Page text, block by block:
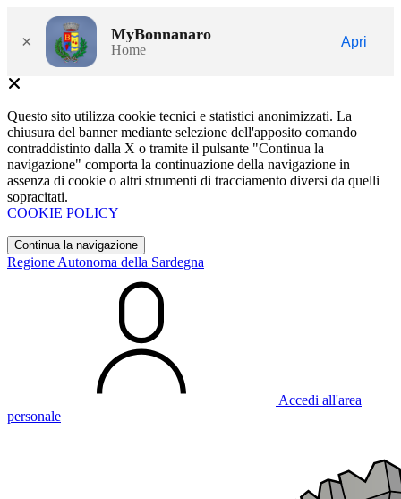
× MyBonnanaro
Home
Apri
Questo sito utilizza cookie tecnici e statistici anonimizzati. La
chiusura del banner mediante selezione dell'apposito comando
contraddistinto dalla X o tramite il pulsante "Continua la
navigazione" comporta la continuazione della navigazione in
assenza di cookie o altri strumenti di tracciamento diversi da quelli
sopracitati.
COOKIE POLICY
Continua la navigazione
Regione Autonoma della Sardegna
Accedi all'area
personale